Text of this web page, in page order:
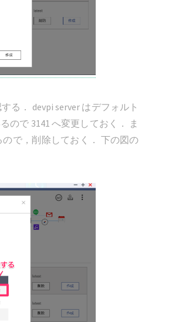
る． devpi server はデフォルト
ので 3141 へ変更しておく． ま
で，削除しておく． 下の図の